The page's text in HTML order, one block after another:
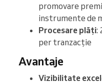
promovare
instrumente de
Procesare plăți:
per tranzacție
Avantaje
Vizibilitate